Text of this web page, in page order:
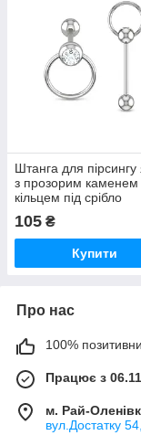
Штанга для пірсингу
з прозорим каменем
кільцем під срібло
105 ₴
Купити
Про нас
100%
Працює з
м. Рай-
вул.Достатку